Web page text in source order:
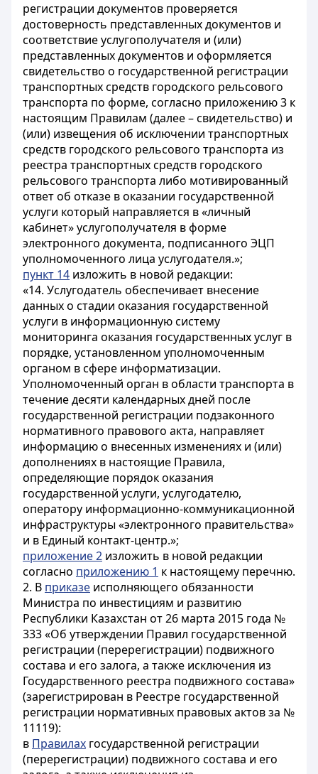
регистрации документов проверяется
достоверность представленных документов и
соответствие услугополучателя и (или)
представленных документов и оформляется
свидетельство о государственной регистрации
транспортных средств городского рельсового
транспорта по форме, согласно приложению 3 к
настоящим Правилам (далее – свидетельство) и
(или) извещения об исключении транспортных
средств городского рельсового транспорта из
реестра транспортных средств городского
рельсового транспорта либо мотивированный
ответ об отказе в оказании государственной
услуги который направляется в «личный
кабинет» услугополучателя в форме
электронного документа, подписанного ЭЦП
уполномоченного лица услугодателя.»;
пункт 14 изложить в новой редакции:
«14. Услугодатель обеспечивает внесение
данных о стадии оказания государственной
услуги в информационную систему
мониторинга оказания государственных услуг в
порядке, установленном уполномоченным
органом в сфере информатизации.
Уполномоченный орган в области транспорта в
течение десяти календарных дней после
государственной регистрации подзаконного
нормативного правового акта, направляет
информацию о внесенных изменениях и (или)
дополнениях в настоящие Правила,
определяющие порядок оказания
государственной услуги, услугодателю,
оператору информационно-коммуникационной
инфраструктуры «электронного правительства»
и в Единый контакт-центр.»;
приложение 2 изложить в новой редакции
согласно приложению 1 к настоящему перечню.
2. В приказе исполняющего обязанности
Министра по инвестициям и развитию
Республики Казахстан от 26 марта 2015 года №
333 «Об утверждении Правил государственной
регистрации (перерегистрации) подвижного
состава и его залога, а также исключения из
Государственного реестра подвижного состава»
(зарегистрирован в Реестре государственной
регистрации нормативных правовых актов за №
11119):
в Правилах государственной регистрации
(перерегистрации) подвижного состава и его